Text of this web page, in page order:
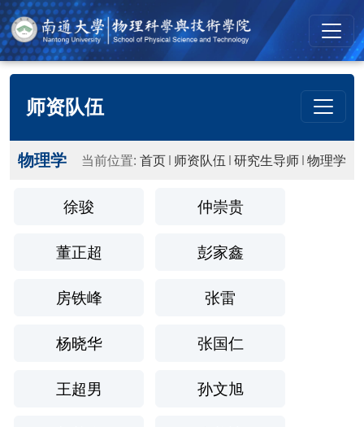
师资队伍
当前位置: 首页 师资队伍 研究生导师 物理学
物理学
徐骏 仲崇贵
董正超 彭家鑫
房铁峰 张雷
杨晓华 张国仁
王超男 孙文旭